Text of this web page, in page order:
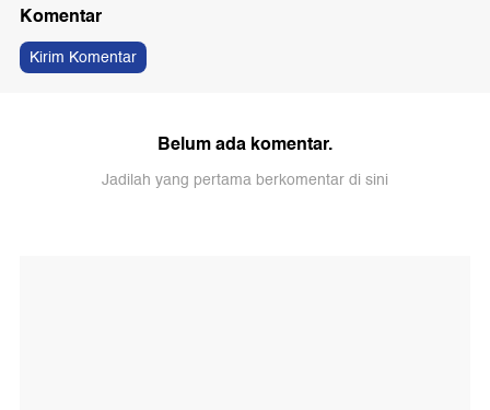
Komentar
Kirim Komentar
Belum ada komentar.
Jadilah yang pertama berkomentar di sini